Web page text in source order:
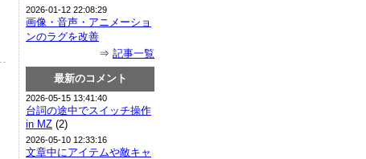
2026-01-12 22:08:29
画像・音声・アニメーショ
ンのラグを改善
⇒ 記事一覧
最新のコメント
2026-05-15 13:41:40
台詞の途中でスイッチ操作
in MZ (2)
2026-05-10 12:33:16
文章中にアイテムや敵キャ